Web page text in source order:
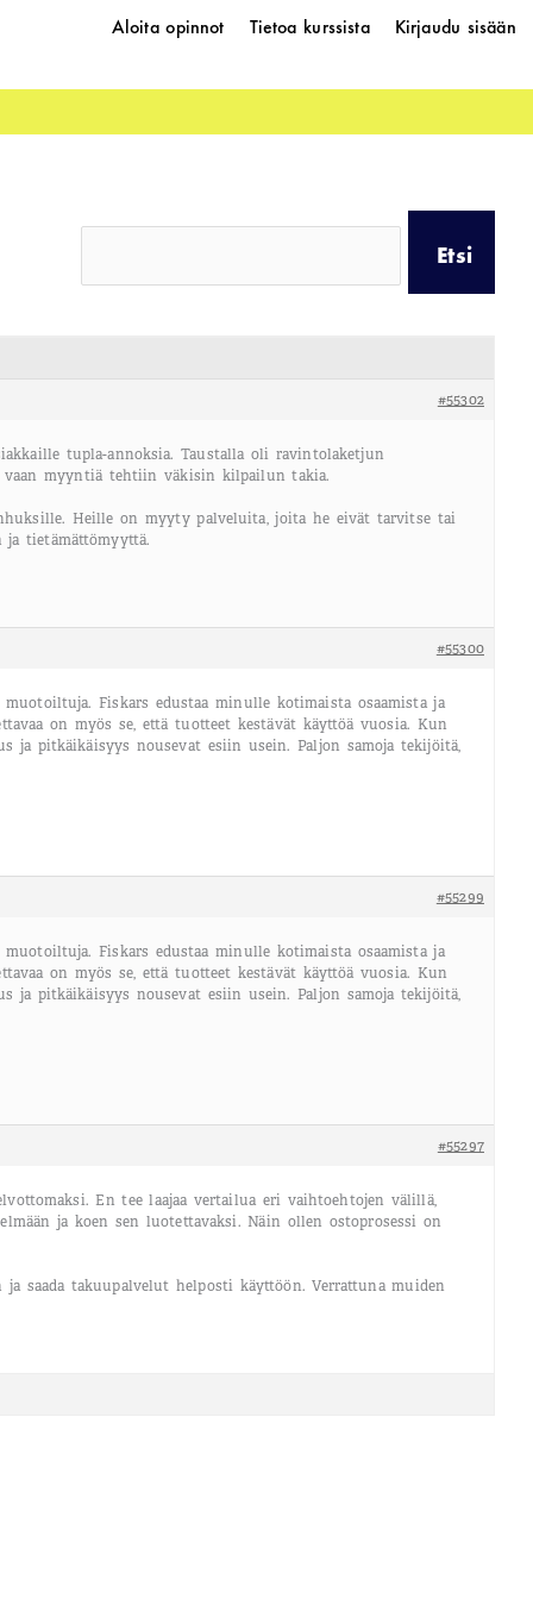
Aloita opinnot Tietoa kurssista Kirjaudu sisään
#55302
tupla-annoksia. Taustalla oli ravintolaketjun
myyntiä tehtiin väkisin kilpailun takia.
Heille on myyty palveluita, joita he eivät tarvitse tai
tietämättömyyttä.
#55300
Fiskars edustaa minulle kotimaista osaamista ja
on myös se, että tuotteet kestävät käyttöä vuosia. Kun
ja pitkäikäisyys nousevat esiin usein. Paljon samoja tekijöitä,
#55299
Fiskars edustaa minulle kotimaista osaamista ja
on myös se, että tuotteet kestävät käyttöä vuosia. Kun
ja pitkäikäisyys nousevat esiin usein. Paljon samoja tekijöitä,
#55297
En tee laajaa vertailua eri vaihtoehtojen välillä,
ja koen sen luotettavaksi. Näin ollen ostoprosessi on
saada takuupalvelut helposti käyttöön. Verrattuna muiden